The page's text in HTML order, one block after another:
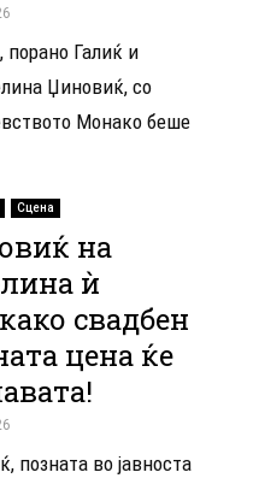
Галиќ и
Џиновиќ, со
Монако беше
Сцена
на
ѝ
свадбен
цена ќе
позната во јавноста